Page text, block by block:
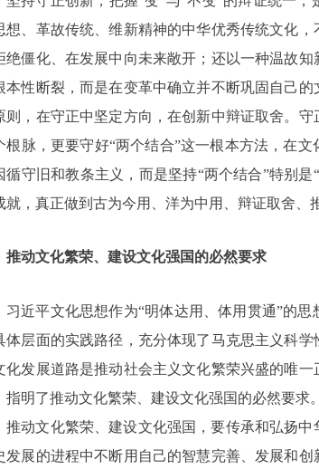
想、革故传统、维新精神的中华优秀传统文化
绝僵化、在发展中向未来敞开；还以一种温故
本性断裂，而是在变革中确立并不断巩固自己
则，在守正中坚定方向，在创新中辩证取舍。
根脉，更要守好“两个结合”这一根本方法，在
循守旧和教条主义，而是坚持“两个结合”特别
就，真正做到古为今用、洋为中用、辩证取舍、
推动文化繁荣、建设文化强国的必然要求
习近平文化思想作为“明体达用、体用贯通”的
体层面的实践路径，充分体现了马克思主义科
化发展道路是推动社会主义文化繁荣兴盛的唯
指明了推动文化繁荣、建设文化强国的必然要求。
推动文化繁荣、建设文化强国，要传承和弘扬
发展的进程中不断用自己的智慧完善、发展和